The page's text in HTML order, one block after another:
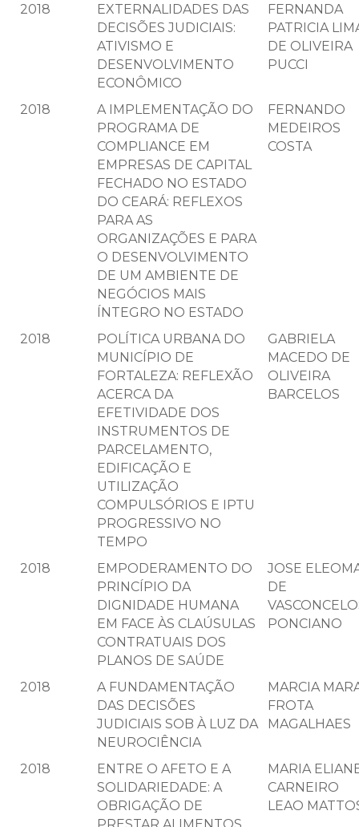
2018
EXTERNALIDADES DAS
DECISÕES JUDICIAIS:
ATIVISMO E
DESENVOLVIMENTO
ECONÔMICO
FERNANDA
PATRICIA
DE OLIVEIRA
PUCCI
2018
A IMPLEMENTAÇÃO DO
PROGRAMA DE
COMPLIANCE EM
EMPRESAS DE CAPITAL
FECHADO NO ESTADO
DO CEARÁ: REFLEXOS
PARA AS
ORGANIZAÇÕES E PARA
O DESENVOLVIMENTO
DE UM AMBIENTE DE
NEGÓCIOS MAIS
ÍNTEGRO NO ESTADO
FERNANDO
MEDEIROS
COSTA
2018
POLÍTICA URBANA DO
MUNICÍPIO DE
FORTALEZA: REFLEXÃO
ACERCA DA
EFETIVIDADE DOS
INSTRUMENTOS DE
PARCELAMENTO,
EDIFICAÇÃO E
UTILIZAÇÃO
COMPULSÓRIOS E IPTU
PROGRESSIVO NO
TEMPO
GABRIELA
MACEDO DE
OLIVEIRA
BARCELOS
2018
EMPODERAMENTO DO
PRINCÍPIO DA
DIGNIDADE HUMANA
EM FACE ÀS CLAÚSULAS
CONTRATUAIS DOS
PLANOS DE SAÚDE
JOSE
DE
PONCIANO
2018
A FUNDAMENTAÇÃO
DAS DECISÕES
JUDICIAIS SOB À LUZ DA
NEUROCIÊNCIA
MARCIA
FROTA
MAGALHAES
2018
ENTRE O AFETO E A
SOLIDARIEDADE: A
OBRIGAÇÃO DE
MARIA
CARNEIRO
LEAO